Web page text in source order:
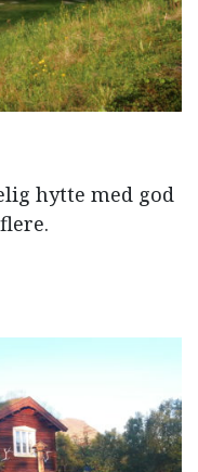
hytte med god